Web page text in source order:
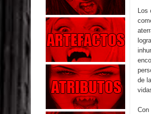
Parte 06: Coletazos
Parte 05: Los Horrores
Parte 04: Oídos Sordos
Parte 03: La Traición
Parte 02: Vuelve el Hijo
Parte 03: Reflexiones
Los
de
Con